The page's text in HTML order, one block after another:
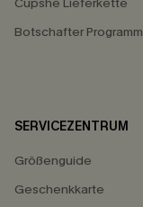
Botschafter Programm
SERVICEZENTRUM
Größenguide
Geschenkkarte